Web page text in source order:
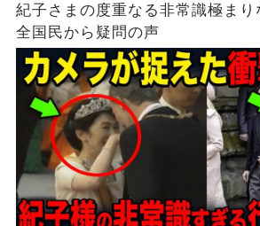
紀子さまの度重なる非常識極まり
全国民から疑問の声